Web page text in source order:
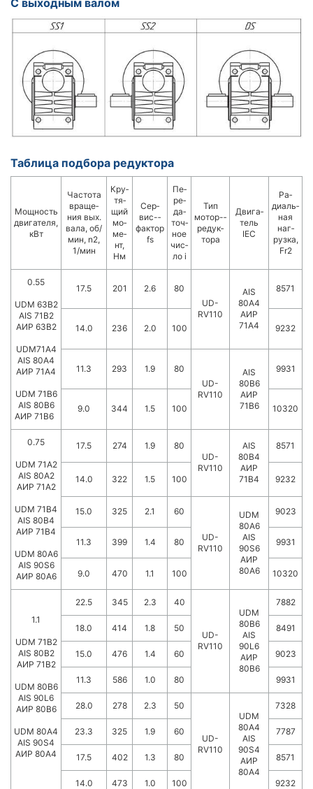
С выходным валом
Таблица подбора редуктора
Мощ­ность
двигателя,
кВт
Час­то­та
вра­ще­
ния вых.
вала, об/
мин, n2,
1/мин
Кру­
тя­
щий
мо­
ме­
нт,
Нм
Сер­
вис-­
фактор
fs
Пе­
ре­
да­
точ­
ное
чис­
ло i
Тип
мотор-­
ре­дук­
то­ра
Дви­га­
тель
IEC
Ра­
диаль­
ная
наг­
руз­ка,
Fr2
0.55
UDM 63B2
AIS 71B2
АИР 63В2
UDM71A4
AIS 80A4
АИР 71А4
UDM 71B6
AIS 80B6
АИР 71В6
17.5 201 2.6
80
UD-
RV110
AIS
80A4
АИР
71А4
8571
14.0 236 2.0 100 9232
11.3 293 1.9
80
UD-
RV110
AIS
80B6
АИР
71В6
9931
9.0 344 1.5 100 10320
0.75
UDM 71A2
AIS 80A2
АИР 71А2
UDM 71B4
AIS 80B4
АИР 71В4
UDM 80A6
AIS 90S6
АИР 80А6
17.5 274 1.9
80
UD-
RV110
AIS
80B4
АИР
71В4
8571
14.0 322 1.5 100 9232
15.0 325 2.1 60
UD-
RV110
UDM
80A6
AIS
90S6
АИР
80А6
9023
11.3 399 1.4 80 9931
9.0 470 1.1 100 10320
1.1
UDM 71B2
AIS 80B2
АИР 71В2
UDM 80B6
AIS 90L6
АИР 80В6
UDM 80A4
AIS 90S4
АИР 80А4
22.5 345 2.3 40
UD-
RV110
UDM
80B6
AIS
90L6
АИР
80В6
7882
18.0 414 1.8 50 8491
15.0 476 1.4 60 9023
11.3 586 1.0 80 9931
28.0 278 2.3 50
UD-
RV110
UDM
80A4
AIS
90S4
АИР
80А4
7328
23.3 325 1.9 60 7787
17.5 402 1.3 80 8571
14.0 473 1.0 100 9232